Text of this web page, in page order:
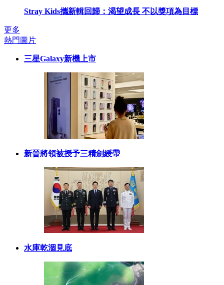
Stray Kids攜新輯回歸：渴望成長 不以獎項為目標
更多
熱門圖片
三星Galaxy新機上市
新晉將領被授予三精劍綬帶
水庫乾涸見底